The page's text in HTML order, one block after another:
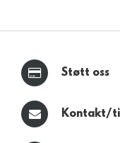
Støtt oss
Kontakt/